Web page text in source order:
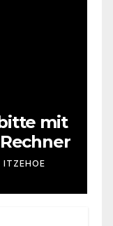
mit